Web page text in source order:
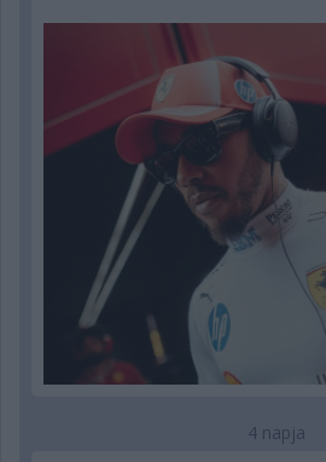
4 napja